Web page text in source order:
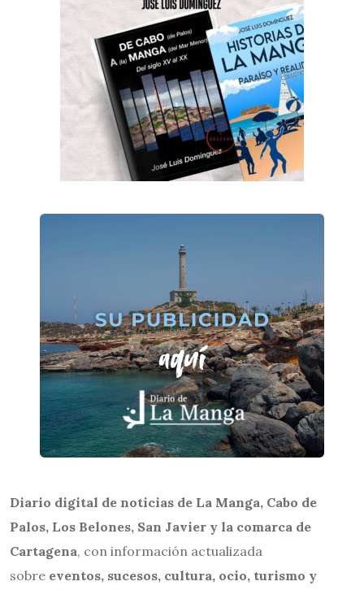
Diario digital de noticias de La Manga, Cabo de
Palos, Los Belones, San Javier y la comarca de
Cartagena, con información actualizada
sobre eventos, sucesos, cultura, ocio, turismo y